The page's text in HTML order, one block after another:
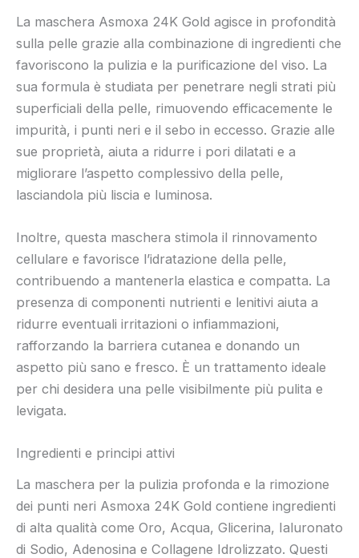
La maschera Asmoxa 24K Gold agisce in profondità
sulla pelle grazie alla combinazione di ingredienti che
favoriscono la pulizia e la purificazione del viso. La
sua formula è studiata per penetrare negli strati più
superficiali della pelle, rimuovendo efficacemente le
impurità, i punti neri e il sebo in eccesso. Grazie alle
sue proprietà, aiuta a ridurre i pori dilatati e a
migliorare l’aspetto complessivo della pelle,
lasciandola più liscia e luminosa.
Inoltre, questa maschera stimola il rinnovamento
cellulare e favorisce l’idratazione della pelle,
contribuendo a mantenerla elastica e compatta. La
presenza di componenti nutrienti e lenitivi aiuta a
ridurre eventuali irritazioni o infiammazioni,
rafforzando la barriera cutanea e donando un
aspetto più sano e fresco. È un trattamento ideale
per chi desidera una pelle visibilmente più pulita e
levigata.
Ingredienti e principi attivi
La maschera per la pulizia profonda e la rimozione
dei punti neri Asmoxa 24K Gold contiene ingredienti
di alta qualità come Oro, Acqua, Glicerina, Ialuronato
di Sodio, Adenosina e Collagene Idrolizzato. Questi